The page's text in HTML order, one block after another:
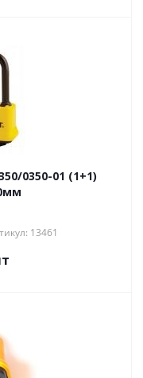
0350-01 (1+1)
13461